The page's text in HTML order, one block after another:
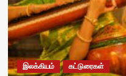
இலக்கியம் கட்டுரைகள்